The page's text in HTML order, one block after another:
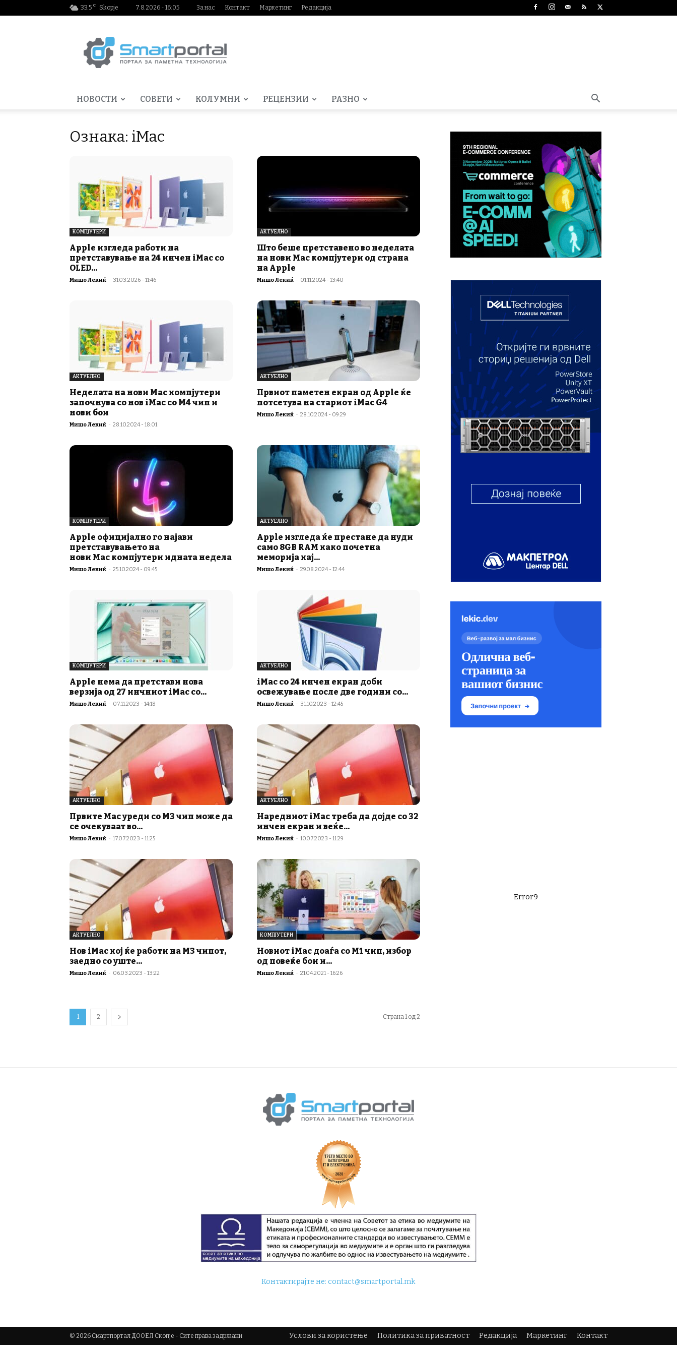
33.5 C Skopje 7.8.2026 - 16:05 За нас Контакт Маркетинг Редакција
НОВОСТИ СОВЕТИ КОЛУМНИ РЕЦЕНЗИИ РАЗНО
Ознака: iMac
КОМПЈУТЕРИ
Apple изгледа работи на
претставување на 24 инчен iMac со
OLED...
Мишо Лекиќ - 31.03.2026 - 11:46
АКТУЕЛНО
Што беше претставено во неделата
на нови Mac компјутери од страна
на Apple
Мишо Лекиќ - 01.11.2024 - 13:40
АКТУЕЛНО
Неделата на нови Mac компјутери
започнува со нов iMac со M4 чип и
нови бои
Мишо Лекиќ - 28.10.2024 - 18:01
АКТУЕЛНО
Првиот паметен екран од Apple ќе
потсетува на стариот iMac G4
Мишо Лекиќ - 28.10.2024 - 09:29
КОМПЈУТЕРИ
Apple официјално го најави
претставувањето на
нови Mac компјутери идната недела
Мишо Лекиќ - 25.10.2024 - 09:45
АКТУЕЛНО
Apple изгледа ќе престане да нуди
само 8GB RAM како почетна
меморија кај...
Мишо Лекиќ - 29.08.2024 - 12:44
КОМПЈУТЕРИ
Apple нема да претстави нова
верзија од 27 инчниот iMac со...
Мишо Лекиќ - 07.11.2023 - 14:18
АКТУЕЛНО
iMac со 24 инчен екран доби
освежување после две години со...
Мишо Лекиќ - 31.10.2023 - 12:45
АКТУЕЛНО
Првите Mac уреди со М3 чип може да
се очекуваат во...
Мишо Лекиќ - 17.07.2023 - 11:25
АКТУЕЛНО
Наредниот iMac треба да дојде со 32
инчен екран и веќе...
Мишо Лекиќ - 10.07.2023 - 11:29
АКТУЕЛНО
Нов iMac кој ќе работи на M3 чипот,
заедно со уште...
Мишо Лекиќ - 06.03.2023 - 13:22
КОМПЈУТЕРИ
Новиот iMac доаѓа со M1 чип, избор
од повеќе бои и...
Мишо Лекиќ - 21.04.2021 - 16:26
1 2 Страна 1 од 2
Error9
Контактирајте не:contact@smartportal.mk
Услови за користење Политика за приватност Редакција Маркетинг Контакт
© 2026 Смартпортал ДООЕЛ Скопје - Сите права задржани